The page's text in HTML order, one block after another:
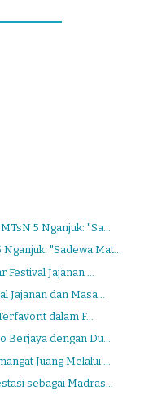
5 Nganjuk: "Sa...
"Sadewa Mat...
Jajanan ...
Jajanan dan Masa...
dalam F...
Berjaya dengan Du...
Juang Melalui ...
sebagai Madras...